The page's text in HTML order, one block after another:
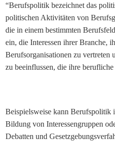
“Berufspolitik bezeichnet das
politischen Aktivitäten von
die in einem bestimmten
ein, die Interessen ihrer Branche,
Berufsorganisationen zu vertreten
zu beeinflussen, die ihre
Beispielsweise kann
Bildung von Interessengruppen
Debatten und